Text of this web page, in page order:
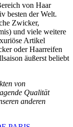
von Haar
besten der Welt.
Zwicker,
und viele weitere
Artikel
oder Haarreifen
äußerst beliebt
von
Qualität
anderen